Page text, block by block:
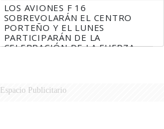
LOS AVIONES F 16
SOBREVOLARÁN EL CENTRO
PORTEÑO Y EL LUNES
PARTICIPARÁN DE LA
CELEBRACIÓN DE LA FUERZA
Espacio Publicitario